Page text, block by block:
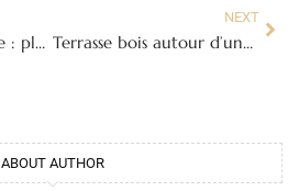
Verveine retombante : plantation, entretien et plus belles variétés
NEXT
Terrasse bois autour d’une piscine hors sol : idées, matériaux et budget
ABOUT AUTHOR